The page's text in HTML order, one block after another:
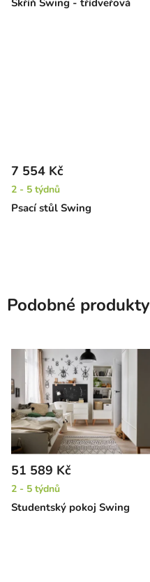
Psací stůl Swing
7 554 Kč
2 - 5 týdnů
Podobné produkty
Studentský pokoj Swing
51 589 Kč
2 - 5 týdnů